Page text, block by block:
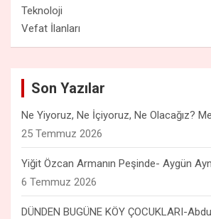
Teknoloji
Vefat İlanları
Son Yazılar
Ne Yiyoruz, Ne İçiyoruz, Ne Olacağız?
25 Temmuz 2026
Yiğit Özcan Armanın Peşinde- Aygün
6 Temmuz 2026
DÜNDEN BUGÜNE KÖY ÇOCUKLARI-